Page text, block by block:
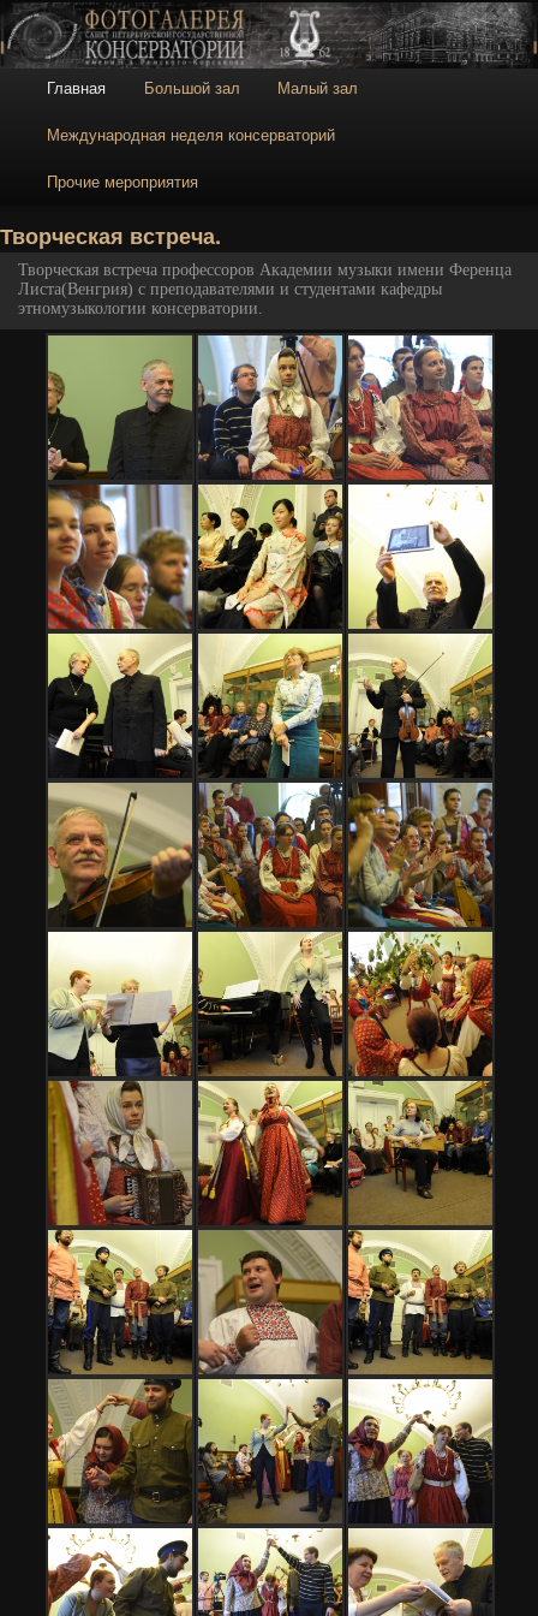
Галерея
Галерея Санкт-
Петербургской
консерватории
Главное меню
Перейти к основному содержимому
Перейти к дополнительному содержимому
Главная Большой зал Малый зал
Международная неделя консерваторий
Прочие мероприятия
Творческая встреча.
Творческая встреча профессоров Академии музыки имени Ференца
Листа(Венгрия) с преподавателями и студентами кафедры
этномузыкологии консерватории.